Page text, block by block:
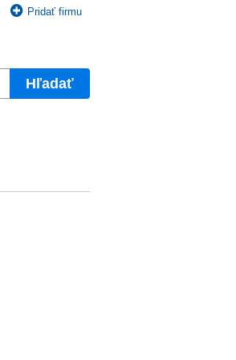
Pridať firmu
Hľadať